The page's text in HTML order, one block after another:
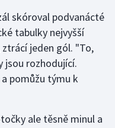
skóroval podvanácté
tabulky nejvyšší
jeden gól. "To,
jsou rozhodující.
pomůžu týmu k
ale těsně minul a